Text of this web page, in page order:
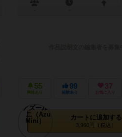
55
興味あり
99
経験あり
37
お気に入り
カートに追加する
3,960円（税込）